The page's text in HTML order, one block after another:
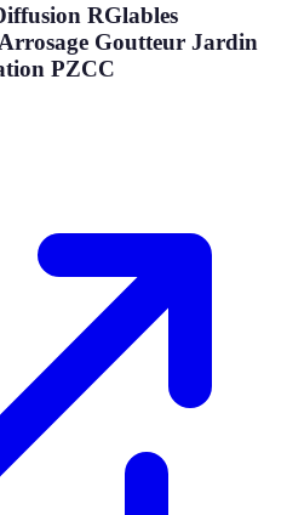
RGlables
Goutteur Jardin
PZCC